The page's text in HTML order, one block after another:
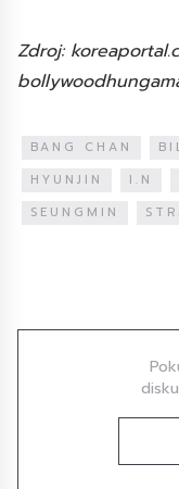
Zdroj:
BANG CHAN
HYUNJIN
I.N
SEUNGMIN